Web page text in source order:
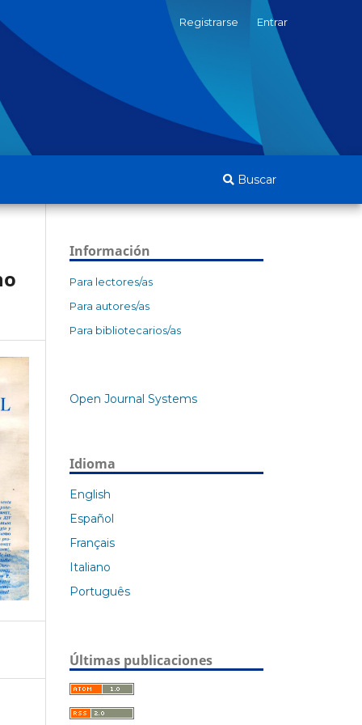
Buscar
Registrarse Entrar
Información
Para lectores/as
Para autores/as
Para bibliotecarios/as
Open Journal Systems
Idioma
English
Español
Français
Italiano
Português
Últimas publicaciones